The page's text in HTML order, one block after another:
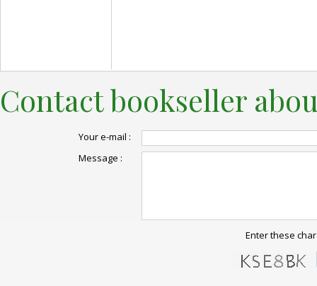
Contact bookseller
Your e-mail :
Message :
Enter these